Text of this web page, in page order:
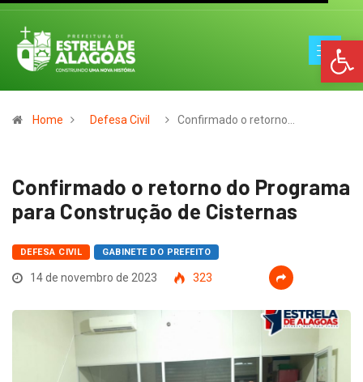
Home Defesa Civil Confirmado o retorno…
Confirmado o retorno do Programa
para Construção de Cisternas
DEFESA CIVIL GABINETE DO PREFEITO
14 de novembro de 2023 323